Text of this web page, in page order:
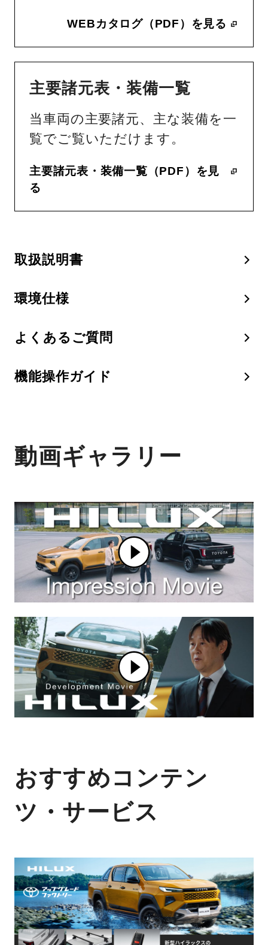
WEBカタログ（PDF）を見る
主要諸元表・装備一覧
当車両の主要諸元、主な装備を一
覧でご覧いただけます。
主要諸元表・装備一覧（PDF）を見
る
取扱説明書
環境仕様
よくあるご質問
機能操作ガイド
動画ギャラリー
おすすめコンテン
ツ・サービス